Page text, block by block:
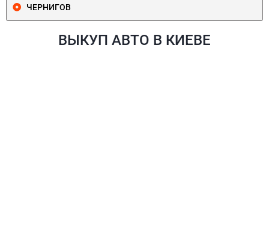
ЧЕРНИГОВ
ВЫКУП АВТО В КИЕВЕ